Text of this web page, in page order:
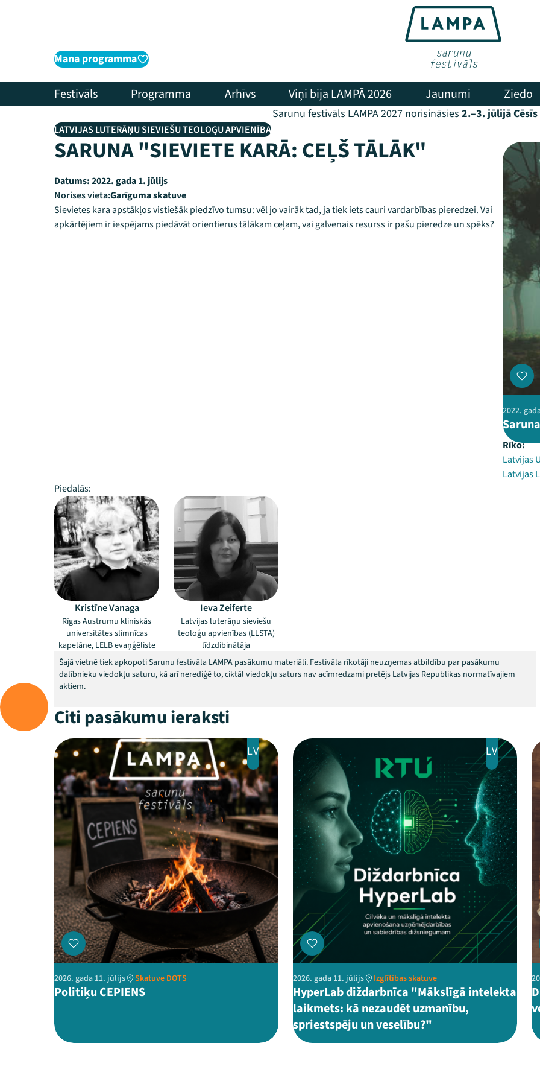
Mana programma
Festivāls Programma Arhīvs Viņi bija LAMPĀ 2026 Jaunumi Ziedo
Sarunu festivāls LAMPA 2027 norisināsies 2.–3. jūlijā Cēsīs
LATVIJAS LUTERĀŅU SIEVIEŠU TEOLOĢU APVIENĪBA
SARUNA "SIEVIETE KARĀ: CEĻŠ TĀLĀK"
Datums:2022. gada 1. jūlijs
Norises vieta:Garīguma skatuve
Sievietes kara apstākļos vistiešāk piedzīvo tumsu: vēl jo vairāk tad, ja tiek iets cauri vardarbības pieredzei. Vai
apkārtējiem ir iespējams piedāvāt orientierus tālākam ceļam, vai galvenais resurss ir pašu pieredze un spēks?
2022.
Rīko:
Latvijas
Latvijas
Piedalās:
Kristīne Vanaga
Rīgas Austrumu kliniskās
universitātes slimnīcas
kapelāne, LELB evaņģēliste
Ieva Zeiferte
Latvijas luterāņu sieviešu
teoloģu apvienības (LLSTA)
līdzdibinātāja
Šajā vietnē tiek apkopoti Sarunu festivāla LAMPA pasākumu materiāli. Festivāla rīkotāji neuzņemas atbildību par pasākumu
dalībnieku viedokļu saturu, kā arī nerediģē to, ciktāl viedokļu saturs nav acīmredzami pretējs Latvijas Republikas normatīvajiem
aktiem.
Citi pasākumu ieraksti
LV
2026. gada 11. jūlijs Skatuve DOTS
Politiķu CEPIENS
LV
2026. gada 11. jūlijs Izglītības skatuve
HyperLab diždarbnīca "Mākslīgā intelekta
laikmets: kā nezaudēt uzmanību,
spriestspēju un veselību?"